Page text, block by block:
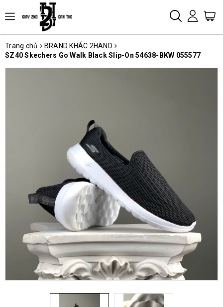
Trang chủ
BRAND KHÁC 2HAND
SZ40 Skechers Go Walk Black Slip-On 54638-BKW 055577